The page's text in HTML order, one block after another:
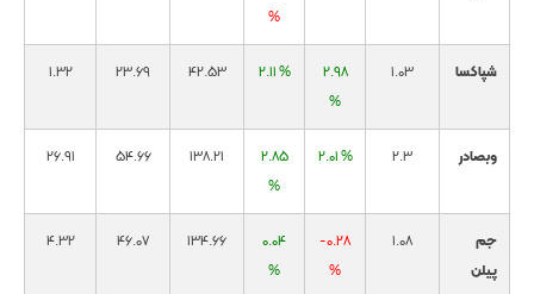
%
شپاکسا 1.03
2.98
%
2.11 %
42.53
23.69
1.32
وبصادر 2.3
2.01 %
2.85
%
138.21
54.66
26.91
جم
پیلن
1.08
-0.28
%
0.04
%
134.66
46.07
4.32